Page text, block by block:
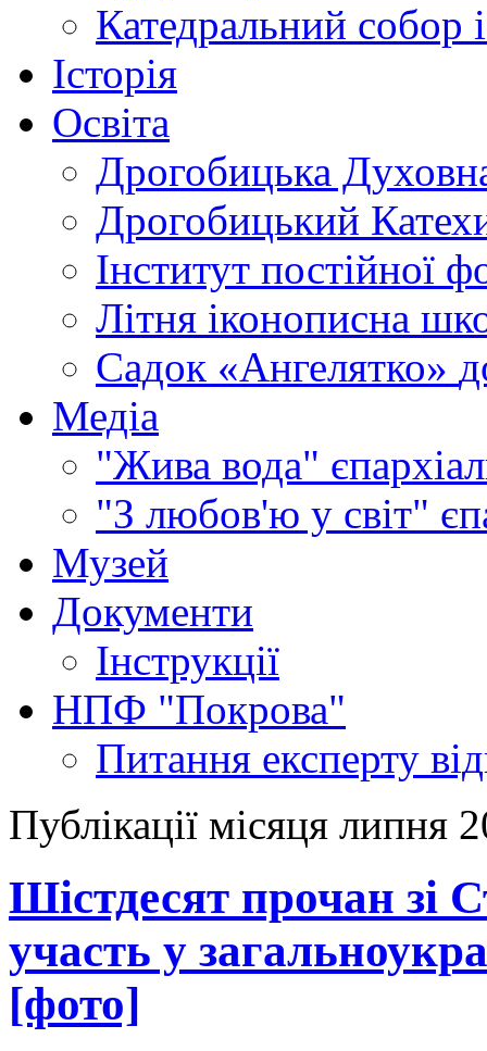
Катедральний собор
Історія
Освіта
Дрогобицька
Дрогобицький
Інститут постійної
Літня іконописна
Садок «Ангелятко»
Медіа
"Жива вода"
"З любов'ю у світ"
Музей
Документи
Інструкції
НПФ "Покрова"
Питання експерту
Публікації місяця липня
Шістдесят прочан зі
участь у
[фото]